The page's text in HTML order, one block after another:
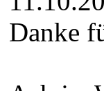
Danke